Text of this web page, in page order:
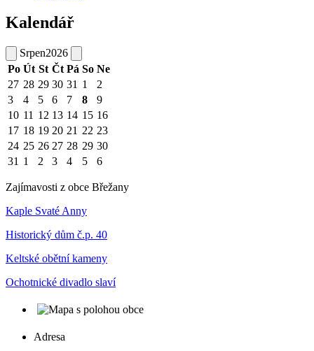
Kalendář
Srpen2026
Po Út St Čt Pá So Ne
27 28 29 30 31 1
2
3
4 5 6 7 8
9
10 11 12 13 14 15 16
17 18 19 20 21 22 23
24 25 26 27 28 29 30
31 1 2 3 4 5 6
Zajímavosti z obce Břežany
Kaple Svaté Anny
Historický dům č.p. 40
Keltské obětní kameny
Ochotnické divadlo slaví
Adresa